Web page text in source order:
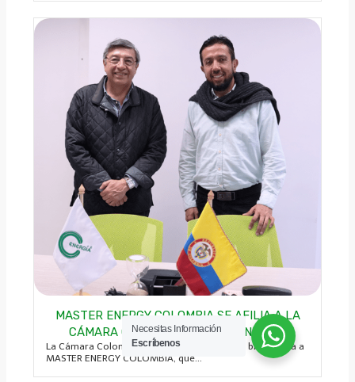
MASTER ENERGY COLOMBIA SE AFILIA A LA
CÁMARA COLOMBIANA DE LA ENERGÍA
La Cámara Colombiana de la Energía le da la bienvenida a
MASTER ENERGY COLOMBIA, que...
Necesitas Información
Escríbenos